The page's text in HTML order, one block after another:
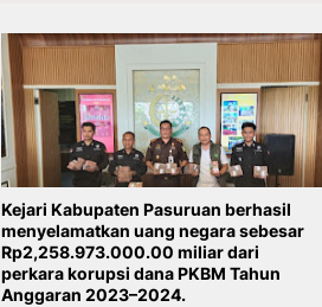
Kejari Kabupaten Pasuruan berhasil
menyelamatkan uang negara sebesar
Rp2,258.973.000.00 miliar dari
perkara korupsi dana PKBM Tahun
Anggaran 2023–2024.